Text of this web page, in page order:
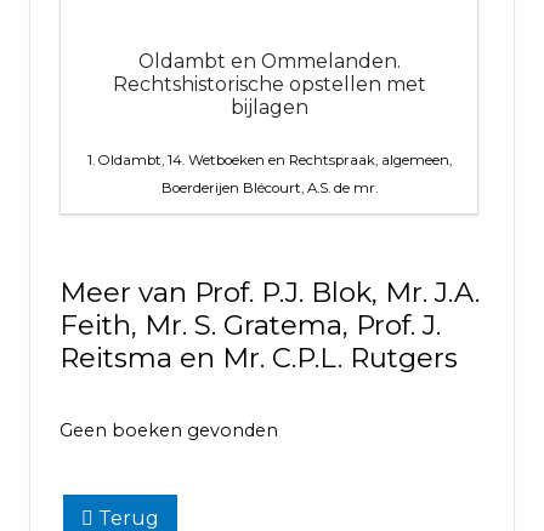
Oldambt en Ommelanden.
Rechtshistorische opstellen met
bijlagen
1. Oldambt, 14. Wetboeken en Rechtspraak, algemeen,
Boerderijen Blécourt, A.S. de mr.
Meer van Prof. P.J. Blok, Mr. J.A.
Feith, Mr. S. Gratema, Prof. J.
Reitsma en Mr. C.P.L. Rutgers
Geen boeken gevonden
Terug